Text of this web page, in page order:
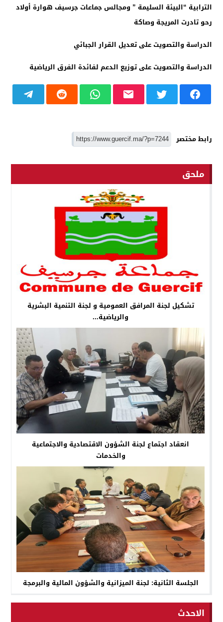
الترابية “البيئة السليمة ” ومجالس جماعات جرسيف هوارة أولاد
رحو تادرت المريجة وصاكة
الدراسة والتصويت على تعديل القرار الجبائي
الدراسة والتصويت على توزيع الدعم لفائدة الفرق الرياضية
رابط مختصر
ملحق
تشكيل لجنة المرافق العمومية و لجنة التنمية البشرية
والرياضية...
انعقاد اجتماع لجنة الشؤون الاقتصادية والاجتماعية
والخدمات
الجلسة الثانية: لجنة الميزانية والشؤون المالية والبرمجة
الاحدث